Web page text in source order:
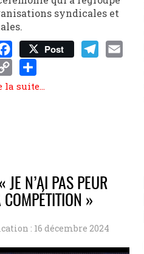
syndicales et
Post
Share
la suite...
JE N’AI PAS PEUR
COMPÉTITION »
: 16 décembre 2024